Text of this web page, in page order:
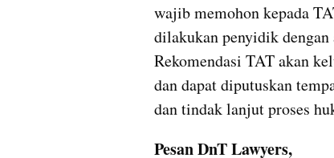
wajib memohon kepada
dilakukan penyidik dengan
Rekomendasi TAT akan
dan dapat diputuskan
dan tindak lanjut proses
Pesan DnT Lawyers,